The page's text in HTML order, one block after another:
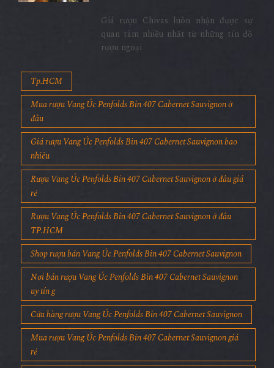
Giá rượu Chivas luôn nhận được sự
quan tâm nhiều nhất từ những tín đồ
rượu ngoại
Tp.HCM
Mua rượu Vang Úc Penfolds Bin 407 Cabernet Sauvignon ở
đâu
Giá rượu Vang Úc Penfolds Bin 407 Cabernet Sauvignon bao
nhiêu
Rượu Vang Úc Penfolds Bin 407 Cabernet Sauvignon ở đâu giá
rẻ
Rượu Vang Úc Penfolds Bin 407 Cabernet Sauvignon ở đâu
TP.HCM
Shop rượu bán Vang Úc Penfolds Bin 407 Cabernet Sauvignon
Nơi bán rượu Vang Úc Penfolds Bin 407 Cabernet Sauvignon
uy tín g
Cửa hàng rượu Vang Úc Penfolds Bin 407 Cabernet Sauvignon
Mua rượu Vang Úc Penfolds Bin 407 Cabernet Sauvignon giá
rẻ